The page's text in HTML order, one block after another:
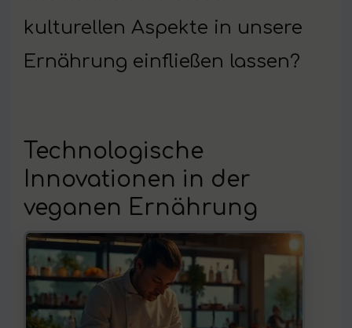
kulturellen Aspekte in unsere
Ernährung einfließen lassen?
Technologische
Innovationen in der
veganen Ernährung